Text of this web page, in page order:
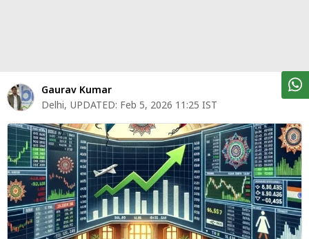
शेयर
बाज़ार
ट्रेंडिंग
बिजनेस
न्यूज
वीडियो
म्यूचुअल
फंड
Gaurav Kumar
Delhi, UPDATED: Feb 5, 2026 11:25 IST